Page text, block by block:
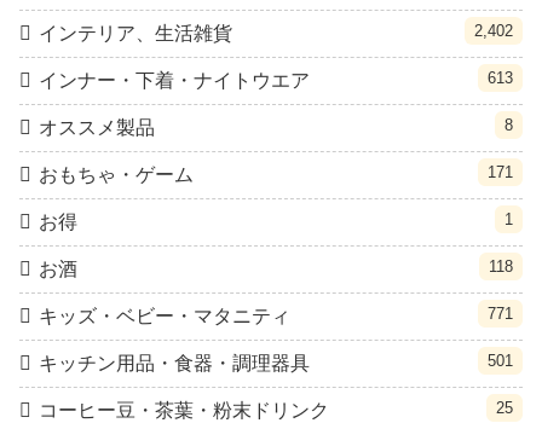
インテリア、生活雑貨 2,402
インナー・下着・ナイトウエア 613
オススメ製品 8
おもちゃ・ゲーム 171
お得 1
お酒 118
キッズ・ベビー・マタニティ 771
キッチン用品・食器・調理器具 501
コーヒー豆・茶葉・粉末ドリンク 25